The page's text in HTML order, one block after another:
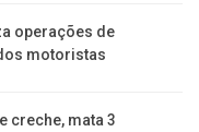
operações de
motoristas
creche, mata 3